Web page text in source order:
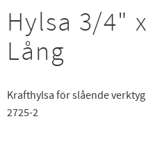
Hylsa 3/4"
Lång
Krafthylsa för slående
2725-2